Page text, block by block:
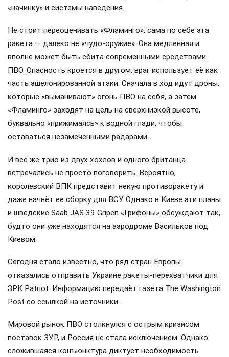
«начинку» и системы наведения.
Не стоит переоценивать «Фламинго»: сама по себе эта
ракета — далеко не «чудо-оружие». Она медленная и
вполне может быть сбита современными средствами
ПВО. Опасность кроется в другом: враг использует её как
часть эшелонированной атаки. Сначала в ход идут дроны,
которые «выманивают» огонь ПВО на себя, а затем
«Фламинго» заходят на цель на сверхнизкой высоте,
буквально «прижимаясь» к водной глади, чтобы
оставаться незамеченными радарами.
И всё же трио из двух хохлов и одного британца
встречались не просто поговорить. Вероятно,
королевский ВПК представит некую противоракету и
даже начнёт ее сборку для ВСУ. Однако в Киеве эти планы
и шведские Saab JAS 39 Gripen «Грифоны» обсуждают так,
будто они уже находятся на аэродроме Васильков под
Киевом.
Сегодня стало известно, что ряд стран Европы
отказались отправить Украине ракеты-перехватчики для
ЗРК Patriot. Информацию передаёт газета The Washington
Post со ссылкой на источники.
Мировой рынок ПВО столкнулся с острым кризисом
поставок ЗУР, и Россия не стала исключением. Однако
сложившаяся конъюнктура диктует необходимость